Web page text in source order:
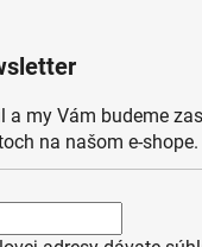
a my Vám budeme
na našom e-shope.